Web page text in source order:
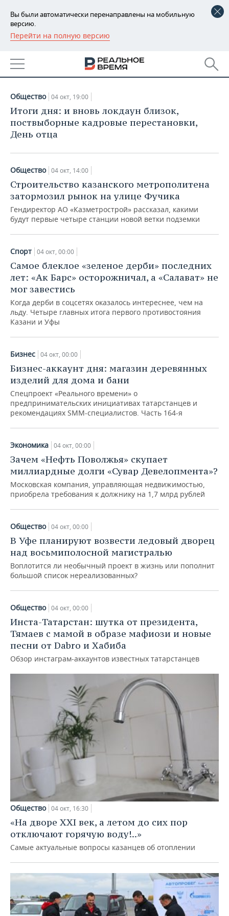
Вы были автоматически перенаправлены на мобильную
версию.
Перейти на полную версию
РЕГИОНЫ
БАШКОРТОСТАН
УДМУРТИЯ
НОВОСТИ
НОВОСТИ АНАЛИТИКИ
ДЕКЛАРАЦИИ О ДОХОДАХ
КОРОЛИ ГОСЗАКАЗА ПФО
ВУЗЫ ТАТАРСТАНА
КОМУ ПРИНАДЛЕЖАТ
ТОРГОВЫЕ ЦЕНТРЫ
ТАТАРСТАНА
ЭКОНОМИКА
НОВОСТИ ЭКОНОМИКИ
ФИНАНСЫ
БЮДЖЕТ
ИНВЕСТИЦИИ
ПРОМЫШЛЕННОСТЬ
НОВОСТИ
АГРОПРОМ
МАШИНОСТРОЕНИЕ
НЕФТЕХИМИЯ
НЕФТЬ
ОПК
ЭНЕРГЕТИКА
НЕДВИЖИМОСТЬ
НОВОСТИ НЕДВИЖИМОСТИ
НОВОСТИ АВТО
БИЗНЕС
НОВОСТИ БИЗНЕСА
РОЗНИЧНАЯ ТОРГОВЛЯ
ТРАНСПОРТ
УСЛУГИ
ТЕХНОЛОГИИ
НОВОСТИ ТЕХНОЛОГИЙ
IT
МЕДИА
ТЕЛЕКОММУНИКАЦИИ
МЕРОПРИЯТИЯ
НОВОСТИ МЕРОПРИЯТИЙ
ВЫЕЗДНАЯ РЕДАКЦИЯ
БИЗНЕС-БРАНЧИ
ОТКРЫТАЯ ЛЕКЦИЯ
СПОРТ
НОВОСТИ СПОРТА
ФУТБОЛ
БАСКЕТБОЛ
ВОЛЕЙБОЛ
КИБЕРСПОРТ
ВОДНЫЕ ВИДЫ СПОРТА
ХОККЕЙ С МЯЧОМ
ОБЩЕСТВО
НОВОСТИ ОБЩЕСТВА
ИНФРАСТРУКТУРА
ИСТОРИЯ
КУЛЬТУРА
ОБРАЗОВАНИЕ
ПРОИСШЕСТВИЯ
ФОТОГАЛЕРЕЯ
СПРАВОЧНИК
СПИСОК ПЕРСОН
СПИСОК КОМПАНИЙ
ПОЛНАЯ ВЕРСИЯ
04.10.2021
Общество 04 окт, 19:00
Итоги дня: и вновь локдаун близок,
поствыборные кадровые перестановки,
День отца
Общество 04 окт, 14:00
Строительство казанского метрополитена
затормозил рынок на улице Фучика
Гендиректор АО «Казметрострой» рассказал, какими
будут первые четыре станции новой ветки подземки
Спорт 04 окт, 00:00
Самое блеклое «зеленое дерби» последних
лет: «Ак Барс» осторожничал, а «Салават» не
мог завестись
Когда дерби в соцсетях оказалось интереснее, чем на
льду. Четыре главных итога первого противостояния
Казани и Уфы
Бизнес 04 окт, 00:00
Бизнес-аккаунт дня: магазин деревянных
изделий для дома и бани
Спецпроект «Реального времени» о
предпринимательских инициативах татарстанцев и
рекомендациях SMM-специалистов. Часть 164-я
Экономика 04 окт, 00:00
Зачем «Нефть Поволжья» скупает
миллиардные долги «Сувар Девелопмента»?
Московская компания, управляющая недвижимостью,
приобрела требования к должнику на 1,7 млрд рублей
Общество 04 окт, 00:00
В Уфе планируют возвести ледовый дворец
над восьмиполосной магистралью
Воплотится ли необычный проект в жизнь или пополнит
большой список нереализованных?
Общество 04 окт, 00:00
Инста-Татарстан: шутка от президента,
Тямаев с мамой в образе мафиози и новые
песни от Dabro и Хабиба
Обзор инстаграм-аккаунтов известных татарстанцев
Общество 04 окт, 16:30
«На дворе XXI век, а летом до сих пор
отключают горячую воду!..»
Самые актуальные вопросы казанцев об отоплении